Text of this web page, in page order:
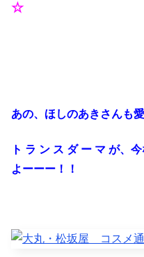
☆
あの、ほしのあきさんも
ト ラ ン ス ダ ー マ が、
よーーー！！